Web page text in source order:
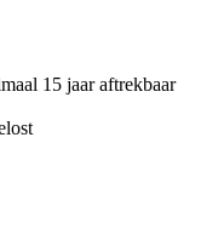
15 jaar aftrekbaar